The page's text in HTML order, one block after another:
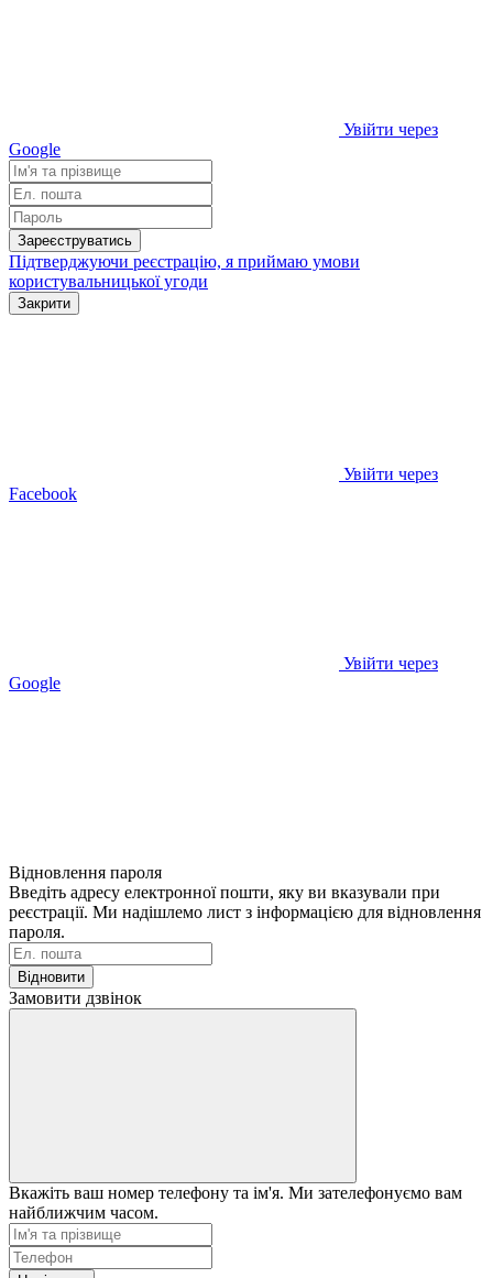
Увійти через
Google
Зареєструватись
Підтверджуючи реєстрацію, я приймаю умови
користувальницької угоди
Закрити
Увійти через
Facebook
Увійти через
Google
Відновлення пароля
Введіть адресу електронної пошти, яку ви вказували при
реєстрації. Ми надішлемо лист з інформацією для відновлення
пароля.
Відновити
Замовити дзвінок
Вкажіть ваш номер телефону та ім'я. Ми зателефонуємо вам
найближчим часом.